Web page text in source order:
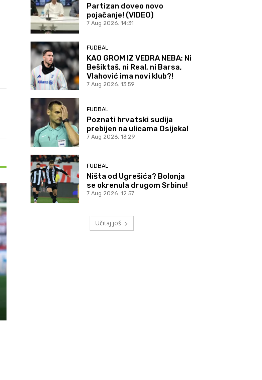
Partizan doveo novo
pojačanje! (VIDEO)
7 Aug 2026. 14:31
FUDBAL
KAO GROM IZ VEDRA NEBA: Ni
Bešiktaš, ni Real, ni Barsa,
Vlahović ima novi klub?!
7 Aug 2026. 13:59
FUDBAL
Poznati hrvatski sudija
prebijen na ulicama Osijeka!
7 Aug 2026. 13:29
FUDBAL
Ništa od Ugrešića? Bolonja
se okrenula drugom Srbinu!
7 Aug 2026. 12:57
Učitaj još